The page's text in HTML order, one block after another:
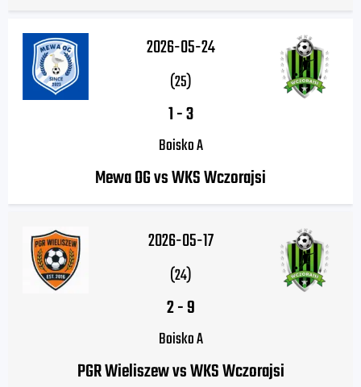
2026-05-24
(25)
1-3
Boisko A
Mewa OG vs WKS Wczorajsi
2026-05-17
(24)
2-9
Boisko A
PGR Wieliszew vs WKS Wczorajsi